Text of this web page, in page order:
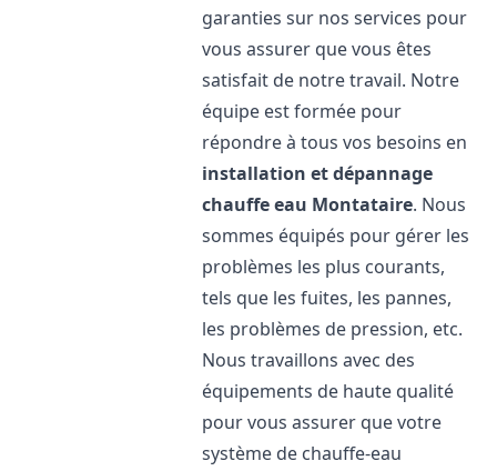
garanties sur nos services pour
vous assurer que vous êtes
satisfait de notre travail. Notre
équipe est formée pour
répondre à tous vos besoins en
installation et dépannage
chauffe eau Montataire. Nous
sommes équipés pour gérer les
problèmes les plus courants,
tels que les fuites, les pannes,
les problèmes de pression, etc.
Nous travaillons avec des
équipements de haute qualité
pour vous assurer que votre
système de chauffe-eau